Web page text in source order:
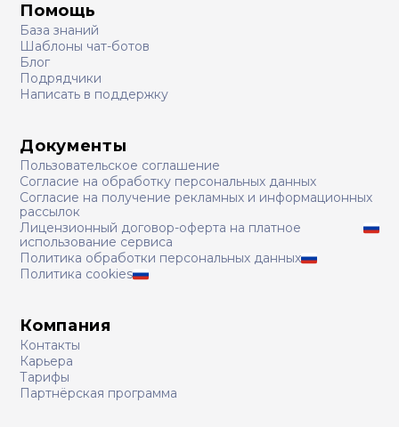
Помощь
База знаний
Шаблоны чат-ботов
Блог
Подрядчики
Написать в поддержку
Документы
Пользовательское соглашение
Согласие на обработку персональных данных
Согласие на получение рекламных и информационных
рассылок
Лицензионный договор-оферта на платное
использование сервиса
Политика обработки персональных данных
Политика cookies
Компания
Контакты
Карьера
Тарифы
Партнёрская программа